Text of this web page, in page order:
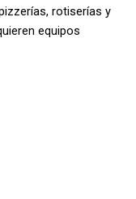
rotiserías y
equipos